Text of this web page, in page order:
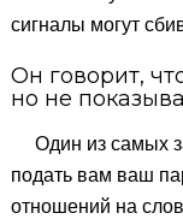
сигналы могут
Он говорит,
но не
Один из самых
подать вам ваш
отношений на